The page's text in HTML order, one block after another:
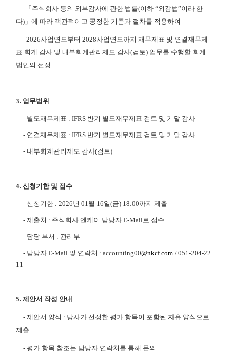
-「주식회사 등의 외부감사에 관한 법률(이하 “외감법”이라 한
다) 」에 따라 객관적이고 공정한 기준과 절차를 적용하여
2026사업연도부터 2028사업연도까지 재무제표 및 연결재무제
표 회계 감사 및 내부회계관리제도 감사(검토) 업무를 수행할 회계
법인의 선정
3. 업무범위
- 별도재무제표 : IFRS 반기 별도재무제표 검토 및 기말 감사
- 연결재무제표 : IFRS 반기 별도재무제표 검토 및 기말 감사
- 내부회계관리제도 감사(검토)
4.신청기한 및 접수
- 신청기한: 2026년 01월 16일(금) 18:00까지 제출
- 제출처 : 주식회사 엔케이 담당자E-Mail로 접수
- 담당 부서 : 관리부
- 담당자E-Mail 및 연락처 : accounting00@nkcf.com/ 051-204-22
11
5.제안서 작성 안내
- 제안서 양식 : 당사가 선정한 평가 항목이 포함된 자유 양식으로
제출
- 평가 항목 참조는 담당자 연락처를 통해 문의